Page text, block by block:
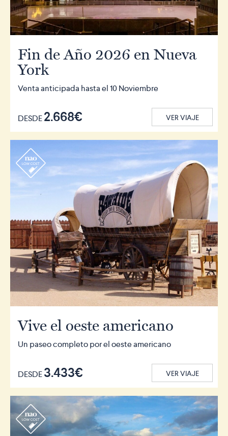
Fin de Año 2026 en Nueva
York
Venta anticipada hasta el 10 Noviembre
DESDE2.668€ VER VIAJE
r
Vive el oeste americano
Un paseo completo por el oeste americano
DESDE3.433€ VER VIAJE
r